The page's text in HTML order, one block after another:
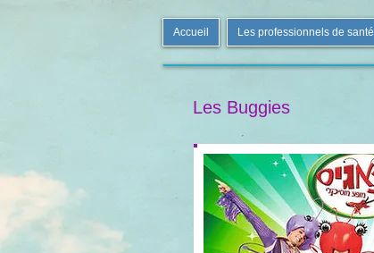
Accueil Les professionnels de santé
Les Buggies